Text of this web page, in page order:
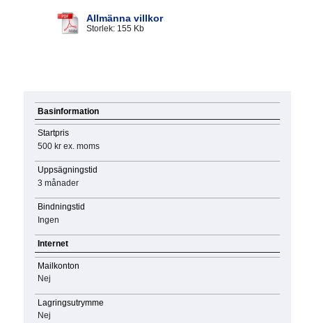
Allmänna villkor
Storlek: 155 Kb
Basinformation
Startpris
500 kr ex. moms
Uppsägningstid
3 månader
Bindningstid
Ingen
Internet
Mailkonton
Nej
Lagringsutrymme
Nej